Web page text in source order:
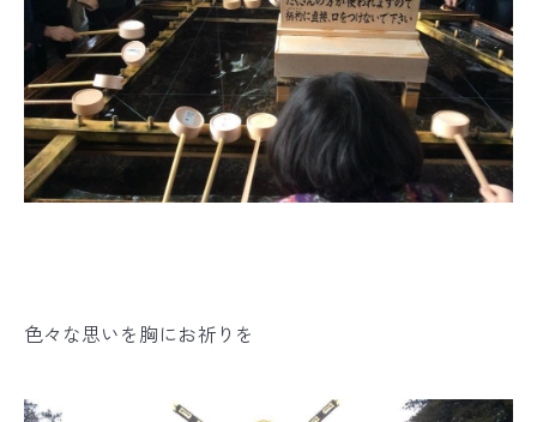
色々な思いを胸にお祈りを